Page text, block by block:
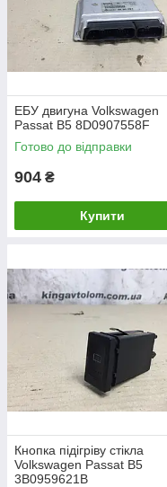
ЕБУ двигуна Volkswagen
Passat B5 8D0907558F
Готово до відправки
904 ₴
Купити
Кнопка підігріву стікла
Volkswagen Passat B5
3B0959621B